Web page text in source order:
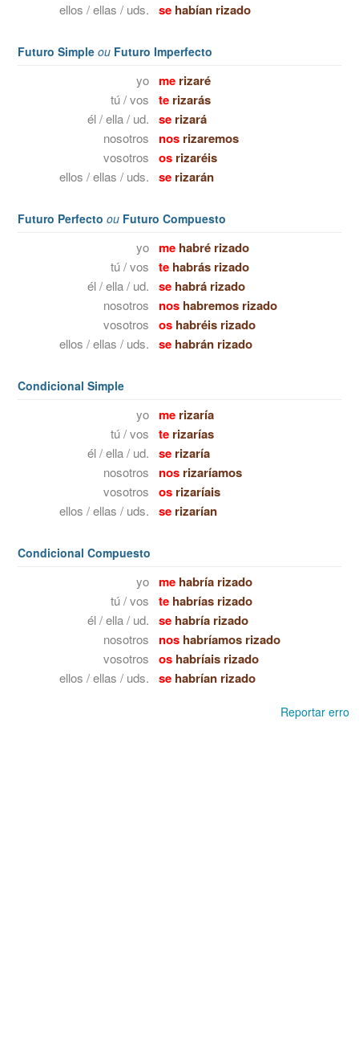
ellos / ellas / uds. sehabían rizado
Futuro Simple ou Futuro Imperfecto
yo merizaré
tú / vos terizarás
él / ella / ud. serizará
nosotros nosrizaremos
vosotros osrizaréis
ellos / ellas / uds. serizarán
Futuro Perfecto ou Futuro Compuesto
yo mehabré rizado
tú / vos tehabrás rizado
él / ella / ud. sehabrá rizado
nosotros noshabremos rizado
vosotros oshabréis rizado
ellos / ellas / uds. sehabrán rizado
Condicional Simple
yo merizaría
tú / vos terizarías
él / ella / ud. serizaría
nosotros nosrizaríamos
vosotros osrizaríais
ellos / ellas / uds. serizarían
Condicional Compuesto
yo mehabría rizado
tú / vos tehabrías rizado
él / ella / ud. sehabría rizado
nosotros noshabríamos rizado
vosotros oshabríais rizado
ellos / ellas / uds. sehabrían rizado
Reportar erro